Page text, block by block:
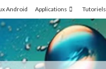
Android Applications Tutoriels